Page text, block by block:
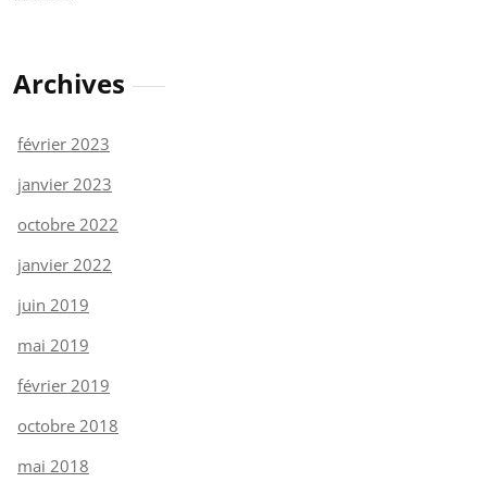
Archives
février 2023
janvier 2023
octobre 2022
janvier 2022
juin 2019
mai 2019
février 2019
octobre 2018
mai 2018